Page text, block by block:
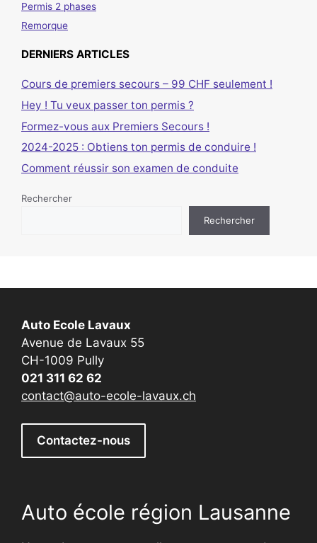
Permis 2 phases
Remorque
DERNIERS ARTICLES
Cours de premiers secours – 99 CHF seulement !
Hey ! Tu veux passer ton permis ?
Formez-vous aux Premiers Secours !
2024-2025 : Obtiens ton permis de conduire !
Comment réussir son examen de conduite
Rechercher
Rechercher
Auto Ecole Lavaux
Avenue de Lavaux 55
CH-1009 Pully
021 311 62 62
contact@auto-ecole-lavaux.ch
Contactez-nous
Auto école région Lausanne